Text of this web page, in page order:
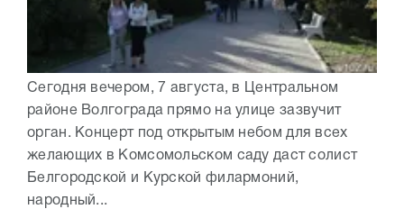
Сегодня вечером, 7 августа, в Центральном
районе Волгограда прямо на улице зазвучит
орган. Концерт под открытым небом для всех
желающих в Комсомольском саду даст солист
Белгородской и Курской филармоний,
народный...